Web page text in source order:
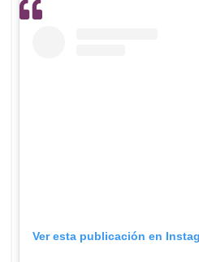
Ver esta publicación en